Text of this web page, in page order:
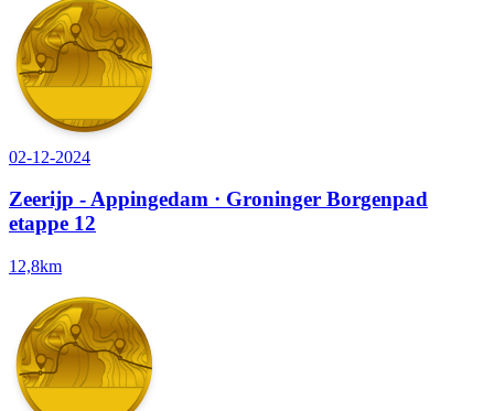
02-12-2024
Zeerijp - Appingedam · Groninger Borgenpad
etappe 12
12,8km